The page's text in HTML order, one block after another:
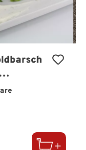
im